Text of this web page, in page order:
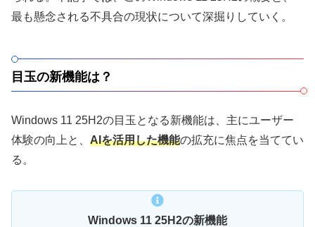
最も懸念される不具合の現状について深掘りしていく。
目玉の新機能は？
Windows 11 25H2の目玉となる新機能は、主にユーザー
体験の向上と、 AIを活用した機能の拡充に焦点を当ててい
る。
Windows 11 25H2の新機能